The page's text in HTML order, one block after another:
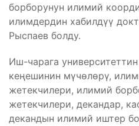
борборунун илимий
илимдердин хабилдүү
Рыспаев болду.
Иш-чарага
кеңешинин мүчөлөрү,
жетекчилери, илимий
жетекчилери, декандар,
декандын илимий иштер